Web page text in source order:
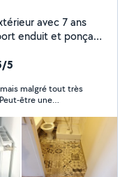
avec 7 ans
enduit et ponçage
5
malgré tout très
être une